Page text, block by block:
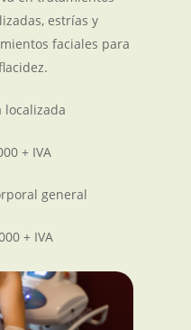
estrías y
faciales para
localizada
+ IVA
general
+ IVA